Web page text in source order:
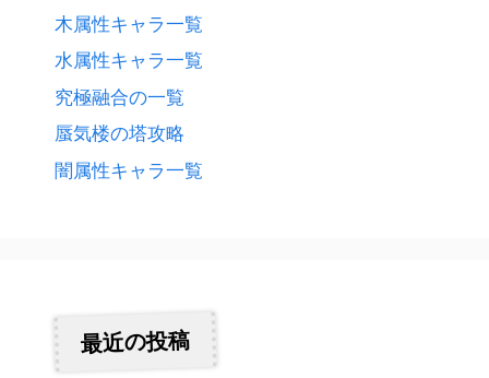
木属性キャラ一覧
水属性キャラ一覧
究極融合の一覧
蜃気楼の塔攻略
闇属性キャラ一覧
最近の投稿